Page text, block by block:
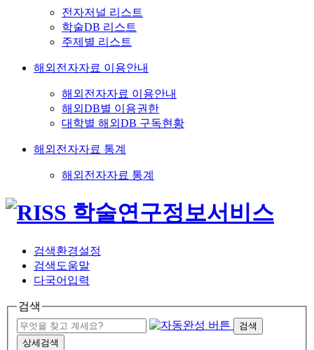
전자저널 리스트
학술DB 리스트
주제별 리스트
해외전자자료 이용안내
해외전자자료 이용안내
해외DB별 이용권한
대학별 해외DB 구독현황
해외전자자료 통계
해외전자자료 통계
검색환경설정
검색도움말
다국어입력
검색
검색
상세검색